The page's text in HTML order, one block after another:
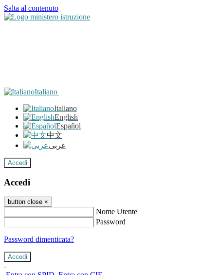
Salta al contenuto
Italiano
Italiano
English
Español
中文
عربى
Accedi
Accedi
button close ×
Nome Utente
Password
Password dimenticata?
-